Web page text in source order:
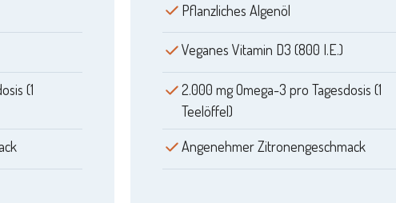
(1
Pflanzliches Algenöl
Veganes Vitamin D3 (800 I.E.)
2.000 mg Omega-3 pro Tagesdosis (1
Teelöffel)
Angenehmer Zitronengeschmack